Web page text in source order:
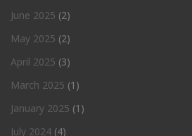
June 2025 (2)
May 2025 (2)
April 2025 (3)
March 2025 (1)
January 2025 (1)
July 2024 (4)